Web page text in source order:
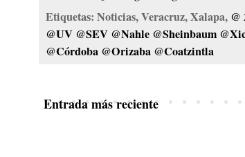
Etiquetas: Noticias, Veracruz, Xalapa, @
@UV @SEV @Nahle @Sheinbaum
@Córdoba @Orizaba @Coatzintla
Entrada más reciente